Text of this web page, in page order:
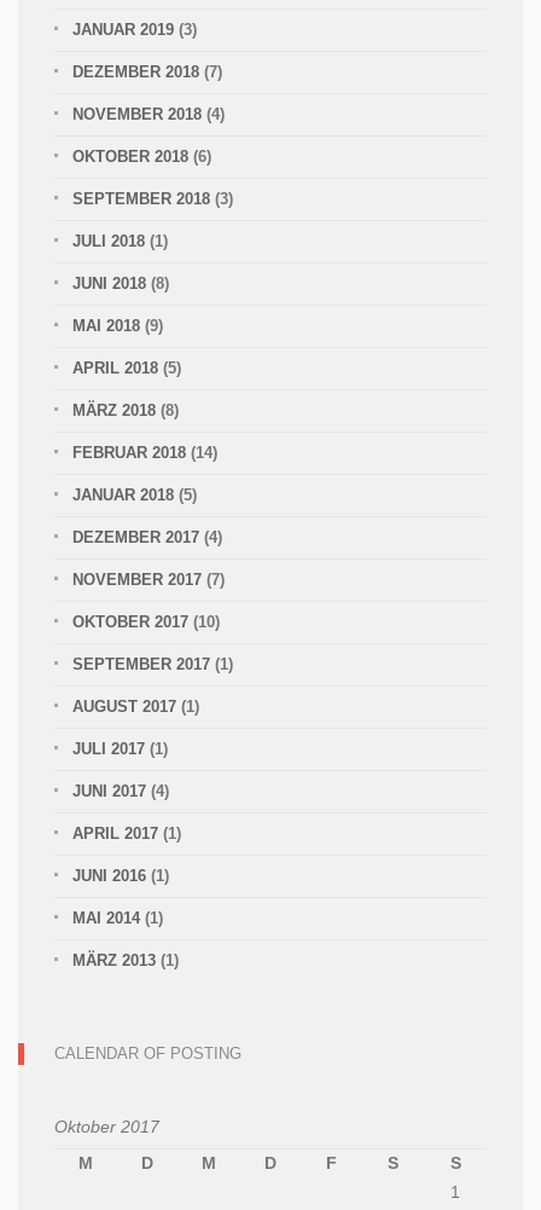
JANUAR 2019 (3)
DEZEMBER 2018 (7)
NOVEMBER 2018 (4)
OKTOBER 2018 (6)
SEPTEMBER 2018 (3)
JULI 2018 (1)
JUNI 2018 (8)
MAI 2018 (9)
APRIL 2018 (5)
MÄRZ 2018 (8)
FEBRUAR 2018 (14)
JANUAR 2018 (5)
DEZEMBER 2017 (4)
NOVEMBER 2017 (7)
OKTOBER 2017 (10)
SEPTEMBER 2017 (1)
AUGUST 2017 (1)
JULI 2017 (1)
JUNI 2017 (4)
APRIL 2017 (1)
JUNI 2016 (1)
MAI 2014 (1)
MÄRZ 2013 (1)
CALENDAR OF POSTING
Oktober 2017
M
D M D F S
S
1